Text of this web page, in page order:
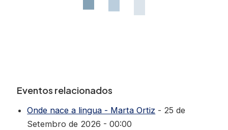
Eventos relacionados
Onde nace a lingua - Marta Ortiz - 25 de
Setembro de 2026 - 00:00